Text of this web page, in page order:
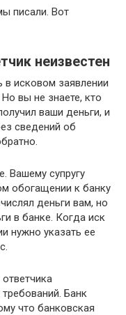
писали. Вот
неизвестен
в исковом заявлении
вы не знаете, кто
ваши деньги, и
сведений об
Вашему супругу
обогащении к банку
деньги вам, но
в банке. Когда иск
нужно указать ее
Банк
что банковская